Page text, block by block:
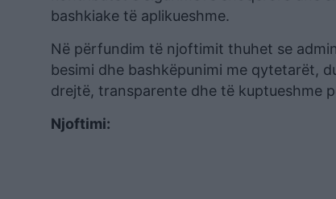
bashkiake të aplikueshme.
Në përfundim të njoftimit thuhet se
besimi dhe bashkëpunimi me qytetarët,
drejtë, transparente dhe të kuptueshme
Njoftimi: